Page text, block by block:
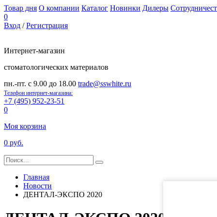
Товар дня О компании Каталог Новинки Дилеры
0
Вход /Регистрация
Интернет-магазин
стоматологических материалов
пн.-пт. с 9.00 до 18.00 trade@sswhite.ru
Телефон интернет-магазина:
+7 (495) 952-23-51
0
Моя корзина
0 руб.
Главная
Новости
ДЕНТАЛ-ЭКСПО 2020